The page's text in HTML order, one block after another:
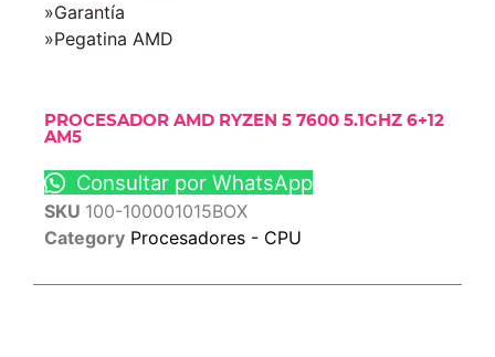
»Garantía
»Pegatina AMD
PROCESADOR AMD RYZEN 5 7600 5.1GHZ 6+12
AM5
Consultar por WhatsApp
SKU 100-100001015BOX
Category Procesadores - CPU